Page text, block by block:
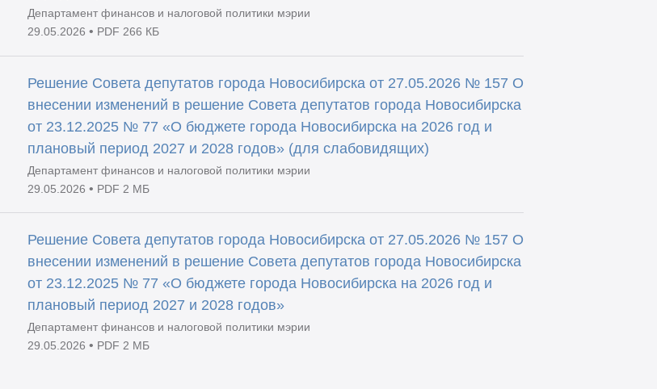
Департамент финансов и налоговой политики мэрии
29.05.2026 • PDF 266 КБ
Решение Совета депутатов города Новосибирска от 27.05.2026 № 157 О
внесении изменений в решение Совета депутатов города Новосибирска
от 23.12.2025 № 77 «О бюджете города Новосибирска на 2026 год и
плановый период 2027 и 2028 годов» (для слабовидящих)
Департамент финансов и налоговой политики мэрии
29.05.2026 • PDF 2 МБ
Решение Совета депутатов города Новосибирска от 27.05.2026 № 157 О
внесении изменений в решение Совета депутатов города Новосибирска
от 23.12.2025 № 77 «О бюджете города Новосибирска на 2026 год и
плановый период 2027 и 2028 годов»
Департамент финансов и налоговой политики мэрии
29.05.2026 • PDF 2 МБ